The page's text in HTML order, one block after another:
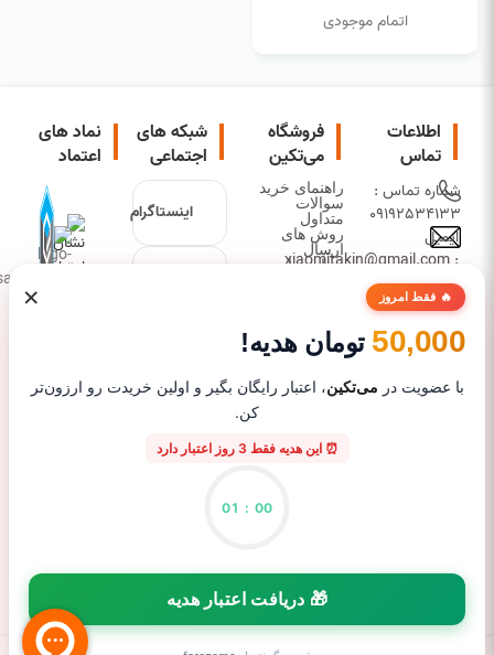
اتمام موجودی
اطلاعات
تماس
شماره تماس :
09192534133
ایمیل
: xiaomitakin@gmail.com
عرضه کننده
محصولات
شیائومی،
زیرمجموعه های
آن، گجت و
لوازم جانبی
فروشگاه
می‌تکین
راهنمای خرید
سوالات
متداول
روش های
ارسال
درباره ما
شبکه های
اجتماعی
اینستاگرام
نماد های
اعتماد
× 🔥 فقط امروز
50,000 تومان هدیه!
با عضویت در می‌تکین، اعتبار رایگان بگیر و اولین خریدت رو ارزون‌تر
کن.
⏰ این هدیه فقط 3 روز اعتبار دارد
00
:
01
🎁 دریافت اعتبار هدیه